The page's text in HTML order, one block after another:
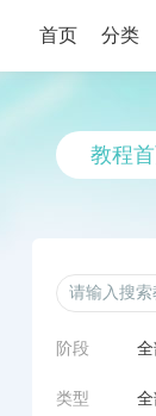
首页 分类
教程
阶段 全
类型 全